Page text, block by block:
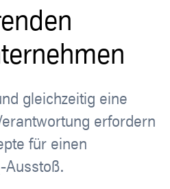
gleichzeitig eine
erfordern
für einen
-Ausstoß.